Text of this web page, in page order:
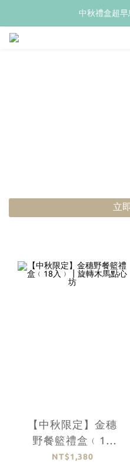
𝙒𝙚𝙡𝙘𝙤𝙢𝙚💝 新加
中秋禮盒超
立
【中秋限定】金穗
野餐籃禮盒﹙18
入﹚┃旋轉木馬點
NT$1,380